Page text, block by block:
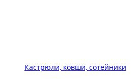
Кастрюли, ковши, сотейники